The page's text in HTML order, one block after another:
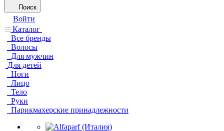
Поиск
Войти
Каталог
Все бренды
Волосы
Для мужчин
Для детей
Ноги
Лицо
Тело
Руки
Парикмахерские принадлежности